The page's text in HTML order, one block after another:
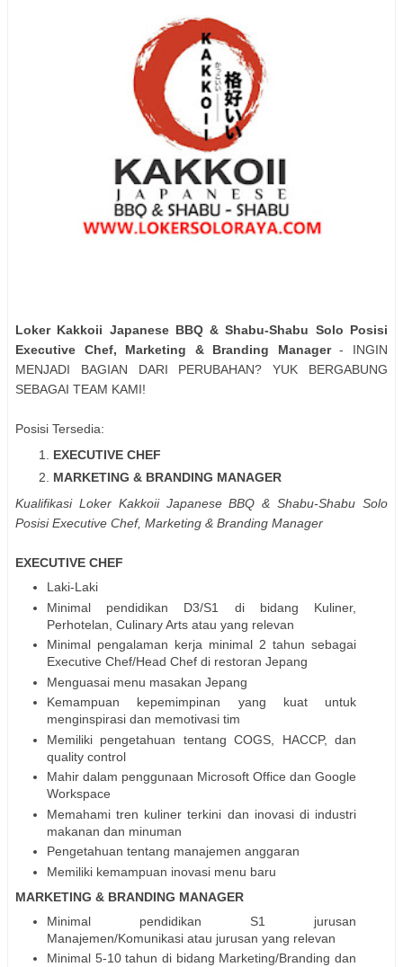
Loker Kakkoii Japanese BBQ & Shabu-Shabu Solo Posisi
Executive Chef, Marketing & Branding Manager- INGIN
MENJADI BAGIAN DARI PERUBAHAN? YUK BERGABUNG
SEBAGAI TEAM KAMI!
Posisi Tersedia:
EXECUTIVE CHEF
MARKETING & BRANDING MANAGER
Kualifikasi Loker Kakkoii Japanese BBQ & Shabu-Shabu Solo
Posisi Executive Chef, Marketing & Branding Manager
EXECUTIVE CHEF
Laki-Laki
Minimal pendidikan D3/S1 di bidang Kuliner,
Perhotelan, Culinary Arts atau yang relevan
Minimal pengalaman kerja minimal 2 tahun sebagai
Executive Chef/Head Chef di restoran Jepang
Menguasai menu masakan Jepang
Kemampuan kepemimpinan yang kuat untuk
menginspirasi dan memotivasi tim
Memiliki pengetahuan tentang COGS, HACCP, dan
quality control
Mahir dalam penggunaan Microsoft Office dan Google
Workspace
Memahami tren kuliner terkini dan inovasi di industri
makanan dan minuman
Pengetahuan tentang manajemen anggaran
Memiliki kemampuan inovasi menu baru
MARKETING & BRANDING MANAGER
Minimal pendidikan S1 jurusan
Manajemen/Komunikasi atau jurusan yang relevan
Minimal 5-10 tahun di bidang Marketing/Branding dan